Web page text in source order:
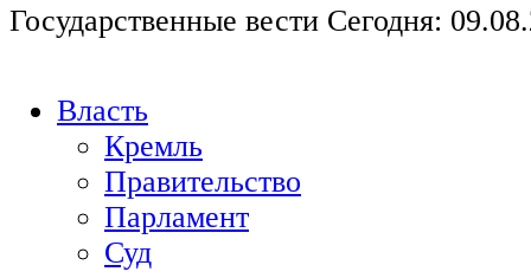
Государственные вести Сегодня:
Власть
Кремль
Правительство
Парламент
Суд